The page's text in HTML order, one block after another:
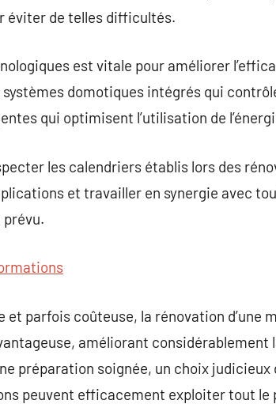
éviter de telles difficultés.
est vitale pour améliorer
domotiques intégrés qui
qui optimisent l’utilisation de
les calendriers établis lors des
et travailler en synergie avec
parfois coûteuse, la rénovation d’une
améliorant considérablement
préparation soignée, un choix
peuvent efficacement exploiter tout le